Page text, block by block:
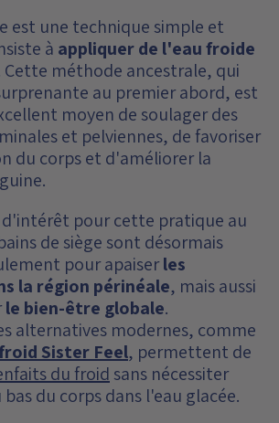
est une technique simple et
à appliquer de l'eau froide
Cette méthode ancestrale, qui
au premier abord, est
moyen de soulager des
et pelviennes, de favoriser
du corps et d'améliorer la
d'intérêt pour cette pratique au
de siège sont désormais
pour apaiserles
la région périnéale, mais aussi
le bien-être globale.
alternatives modernes, comme
Sister Feel, permettent de
du froid sans nécessiter
du corps dans l'eau glacée.